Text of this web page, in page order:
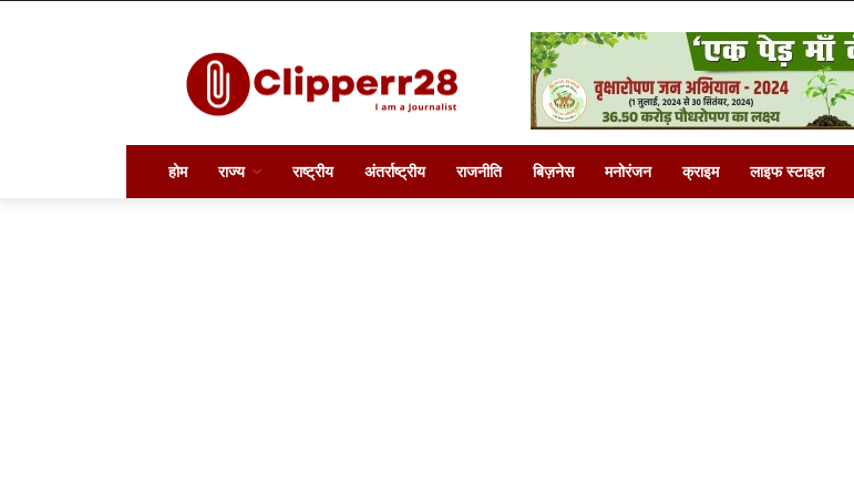
होम राज्य राष्ट्रीय अंतर्राष्ट्रीय राजनीति बिज़नेस मनोरंजन क्राइम लाइफ स्टाइल